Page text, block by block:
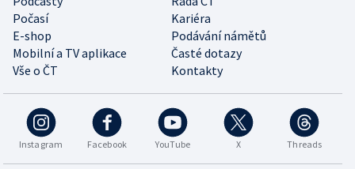
Počasí
Kariéra
E-shop
Podávání námětů
Mobilní a TV aplikace
Časté dotazy
Vše o ČT
Kontakty
Instagram Facebook YouTube X Threads